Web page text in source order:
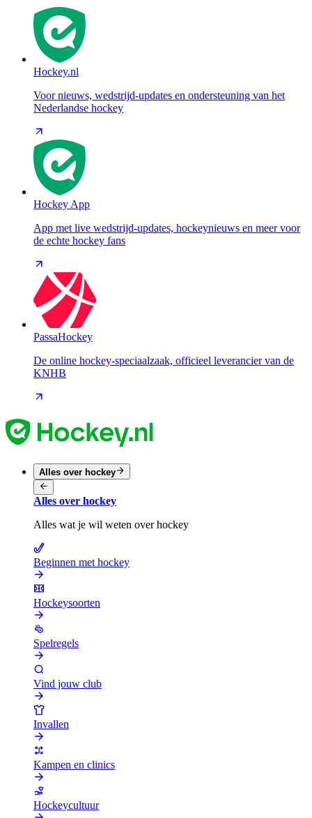
Hockey.nl
Voor nieuws, wedstrijd-updates en ondersteuning van het
Nederlandse hockey
Hockey App
App met live wedstrijd-updates, hockeynieuws en meer voor
de echte hockey fans
PassaHockey
De online hockey-speciaalzaak, officieel leverancier van de
KNHB
Alles over hockey
Alles over hockey
Alles wat je wil weten over hockey
Beginnen met hockey
Hockeysoorten
Spelregels
Vind jouw club
Invallen
Kampen en clinics
Hockeycultuur